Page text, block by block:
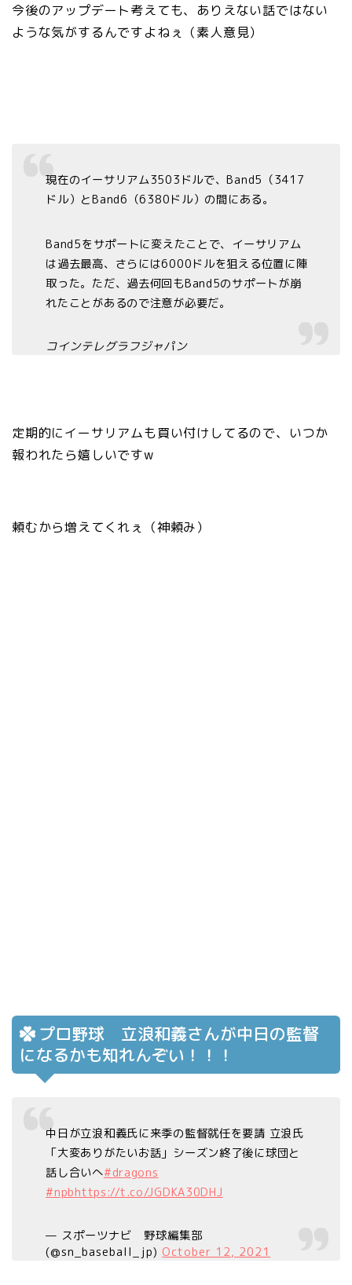
今後のアップデート考えても、ありえない話ではない
ような気がするんですよねぇ（素人意見）
現在のイーサリアム3503ドルで、Band5（3417
ドル）とBand6（6380ドル）の間にある。
Band5をサポートに変えたことで、イーサリアム
は過去最高、さらには6000ドルを狙える位置に陣
取った。ただ、過去何回もBand5のサポートが崩
れたことがあるので注意が必要だ。
コインテレグラフジャパン
定期的にイーサリアムも買い付けしてるので、いつか
報われたら嬉しいですw
頼むから増えてくれぇ（神頼み）
プロ野球 立浪和義さんが中日の監督
になるかも知れんぞい！！！
中日が立浪和義氏に来季の監督就任を要請 立浪氏
「大変ありがたいお話」シーズン終了後に球団と
話し合いへ#dragons
#npbhttps://t.co/JGDKA30DHJ
— スポーツナビ 野球編集部
(@sn_baseball_jp) October 12, 2021